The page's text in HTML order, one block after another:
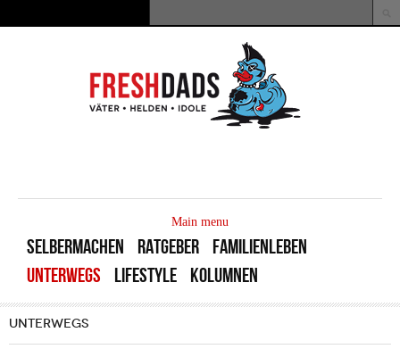
Suchformular
Main menu
SELBERMACHEN RATGEBER
FAMILIENLEBEN
UNTERWEGS
LIFESTYLE KOLUMNEN
UNTERWEGS